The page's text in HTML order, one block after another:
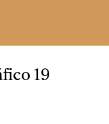
19